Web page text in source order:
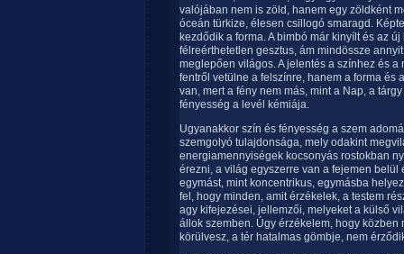
valójában nem is zöld, hanem egy zöldként
óceán türkize, élesen csillogó smaragd.
kezdődik a forma. A bimbó már kinyílt és az
félreérthetetlen gesztus, ám mindössze
meglepően világos. A jelentés a színhez és
fentről vetülne a felszínre, hanem a forma és
van, mert a fény nem más, mint a Nap, a
fényesség a levél kémiája.
Ugyanakkor szín és fényesség a szem
szemgolyó tulajdonsága, mely odakint
energiamennyiségek kocsonyás rostokban
érezni, a világ egyszerre van a fejemen belül
egymást, mint koncentrikus, egymásba
fel, hogy minden, amit érzékelek, a testem
agy kifejezései, jellemzői, melyeket a külső
állok szemben. Úgy érzékelem, hogy
körülvesz, a tér hatalmas gömbje, nem